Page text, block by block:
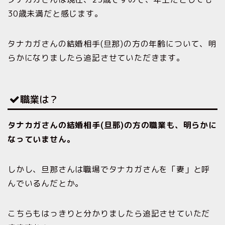
30歳未満だと感じます。
タナカガさんの結婚相手(旦那)の方の年齢について、明
らかになりましたら追記させていただきます。
職業は？
タナカガさんの結婚相手(旦那)の方の職業も、明らかに
なっていません。
しかし、旦那さんは職場でタナカガさんを「妻」と呼
んでいるんだとか。
こちらもはっきりと分かりましたら追記させていただ